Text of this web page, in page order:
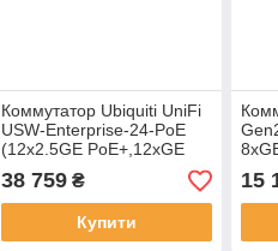
Коммутатор Ubiquiti UniFi
USW-Enterprise-24-PoE
(12x2.5GE PoE+,12xGE
PoE+, 2xSFP+, max PoE
400W, L3)
38 759₴
Купити
15